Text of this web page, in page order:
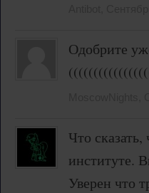
Одобрите
Что
институте.
Уверен что